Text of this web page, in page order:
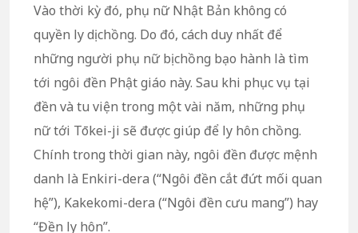
Vào thời kỳ đó, phụ nữ Nhật Bản không có
quyền ly dị chồng. Do đó, cách duy nhất để
những người phụ nữ bị chồng bạo hành là tìm
tới ngôi đền Phật giáo này. Sau khi phục vụ tại
đền và tu viện trong một vài năm, những phụ
nữ tới Tōkei-ji sẽ được giúp để ly hôn chồng.
Chính trong thời gian này, ngôi đền được mệnh
danh là Enkiri-dera (“Ngôi đền cắt đứt mối quan
hệ”), Kakekomi-dera (“Ngôi đền cưu mang”) hay
“Đền ly hôn”.